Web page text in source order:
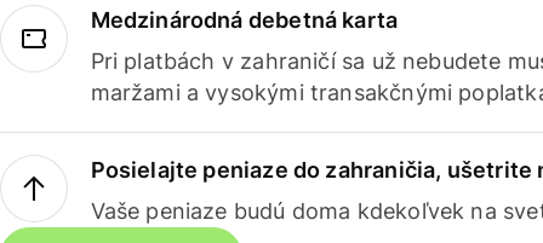
Medzinárodná debetná karta
Pri platbách v zahraničí sa už nebudete
maržami a vysokými transakčnými
Posielajte peniaze do zahraničia, ušetrite
Vaše peniaze budú doma kdekoľvek na